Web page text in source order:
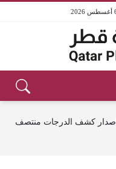
إصدار كشف الدرجات منتصف